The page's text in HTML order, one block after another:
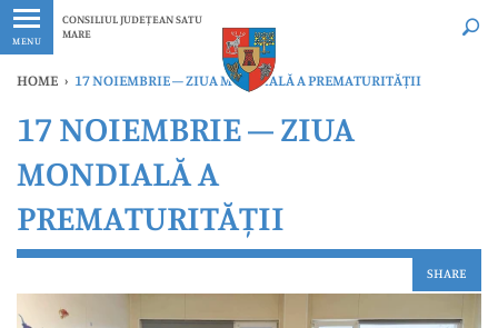
MENU
CONSILIUL JUDEȚEAN SATU
MARE
Ultimele
HOME › 17 NOIEMBRIE – ZIUA MONDIALĂ A PREMATURITĂȚII
17 NOIEMBRIE – ZIUA
MONDIALĂ A
PREMATURITĂȚII
SHARE